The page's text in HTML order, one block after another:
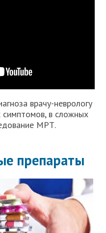
врачу-неврологу
симптомов, в сложных
МРТ.
препараты